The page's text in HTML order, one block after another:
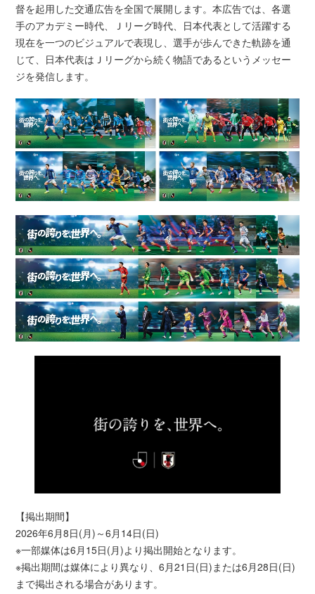
督を起用した交通広告を全国で展開します。本広告では、各選
手のアカデミー時代、Ｊリーグ時代、日本代表として活躍する
現在を一つのビジュアルで表現し、選手が歩んできた軌跡を通
じて、日本代表はＪリーグから続く物語であるというメッセー
ジを発信します。
【掲出期間】
2026年6月8日(月)～6月14日(日)
※一部媒体は6月15日(月)より掲出開始となります。
※掲出期間は媒体により異なり、6月21日(日)または6月28日(日)
まで掲出される場合があります。